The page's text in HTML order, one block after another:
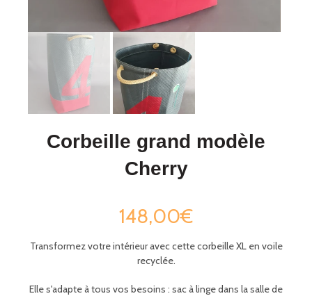
Corbeille grand modèle
Cherry
148,00€
Transformez votre intérieur avec cette corbeille XL en voile
recyclée.
Elle s'adapte à tous vos besoins : sac à linge dans la salle de